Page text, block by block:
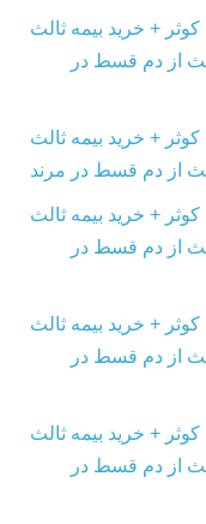
+ خرید بیمه ثالث
از دم قسط در
+ خرید بیمه ثالث
از دم قسط در مرند
+ خرید بیمه ثالث
از دم قسط در
+ خرید بیمه ثالث
از دم قسط در
+ خرید بیمه ثالث
از دم قسط در